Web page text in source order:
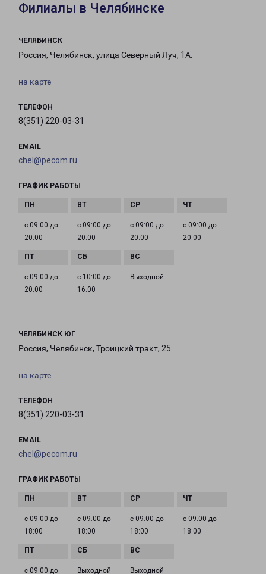
Филиалы в Челябинске
ЧЕЛЯБИНСК
Россия, Челябинск, улица Северный Луч, 1А.
на карте
ТЕЛЕФОН
8(351) 220-03-31
EMAIL
chel@pecom.ru
ГРАФИК РАБОТЫ
с 09:00 до
20:00
с 09:00 до
20:00
с 09:00 до
20:00
с 09:00 до
20:00
с 09:00 до
20:00
с 10:00 до
16:00
Выходной
ЧЕЛЯБИНСК ЮГ
Россия, Челябинск, Троицкий тракт, 25
на карте
ТЕЛЕФОН
8(351) 220-03-31
EMAIL
chel@pecom.ru
ГРАФИК РАБОТЫ
с 09:00 до
18:00
с 09:00 до
18:00
с 09:00 до
18:00
с 09:00 до
18:00
с 09:00 до Выходной Выходной